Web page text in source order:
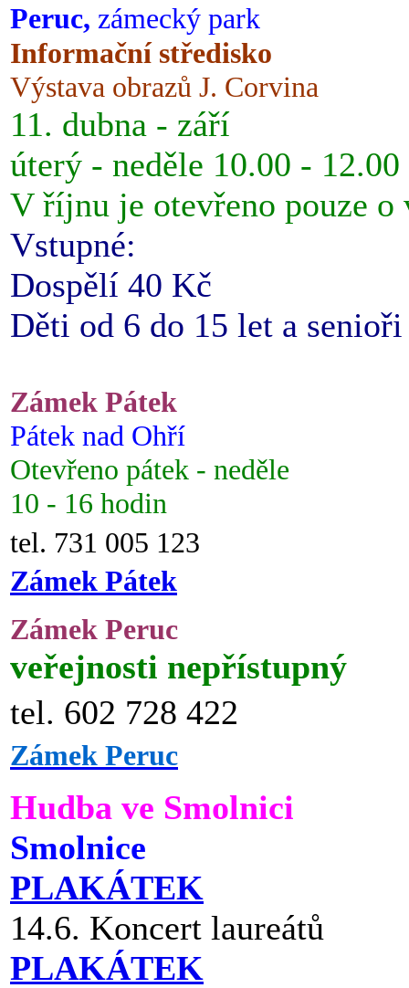
Peruc, zámecký park
Informační středisko
Výstava obrazů J. Corvina
11. dubna - září
úterý - neděle 10.00 -
V říjnu je otevřeno pouze o
Vstupné:
Dospělí 40 Kč
Děti od 6 do 15 let a
Zámek Pátek
Pátek nad Ohří
Otevřeno pátek - neděle
10 - 16 hodin
tel. 731 005 123
Zámek Pátek
Zámek Peruc
veřejnosti nepřístupný
tel. 602 728 422
Zámek Peruc
Hudba ve Smolnici
Smolnice
PLAKÁTEK
14.6. Koncert laureátů
PLAKÁTEK